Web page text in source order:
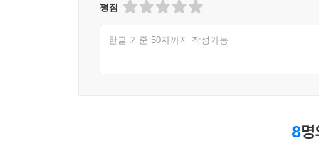
평점
한글 기준 50자까지 작성가능
8